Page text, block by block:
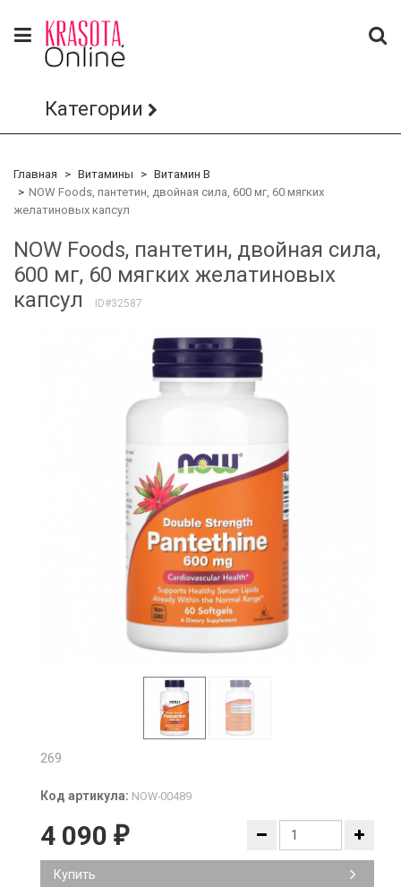
Категории
Главная Витамины
Витамин B
NOW Foods, пантетин, двойная сила, 600 мг, 60 мягких
желатиновых капсул
NOW Foods, пантетин, двойная сила,
600 мг, 60 мягких желатиновых
капсул
ID#32587
269
Код артикула: NOW-00489
4 090 ₽
Купить